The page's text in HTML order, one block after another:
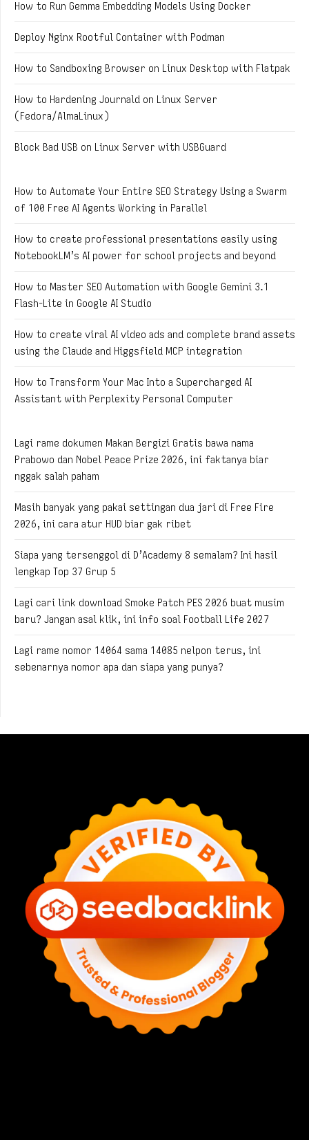
How to Run Gemma Embedding Models Using Docker
Deploy Nginx Rootful Container with Podman
How to Sandboxing Browser on Linux Desktop with Flatpak
How to Hardening Journald on Linux Server
(Fedora/AlmaLinux)
Block Bad USB on Linux Server with USBGuard
How to Automate Your Entire SEO Strategy Using a Swarm
of 100 Free AI Agents Working in Parallel
How to create professional presentations easily using
NotebookLM’s AI power for school projects and beyond
How to Master SEO Automation with Google Gemini 3.1
Flash-Lite in Google AI Studio
How to create viral AI video ads and complete brand assets
using the Claude and Higgsfield MCP integration
How to Transform Your Mac Into a Supercharged AI
Assistant with Perplexity Personal Computer
Lagi rame dokumen Makan Bergizi Gratis bawa nama
Prabowo dan Nobel Peace Prize 2026, ini faktanya biar
nggak salah paham
Masih banyak yang pakai settingan dua jari di Free Fire
2026, ini cara atur HUD biar gak ribet
Siapa yang tersenggol di D’Academy 8 semalam? Ini hasil
lengkap Top 37 Grup 5
Lagi cari link download Smoke Patch PES 2026 buat musim
baru? Jangan asal klik, ini info soal Football Life 2027
Lagi rame nomor 14064 sama 14085 nelpon terus, ini
sebenarnya nomor apa dan siapa yang punya?